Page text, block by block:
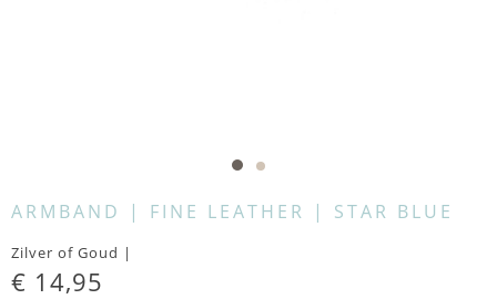
ARMBAND | FINE LEATHER | STAR BLUE
Zilver of Goud |
€ 14,95